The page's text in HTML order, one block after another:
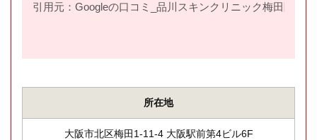
引用元：Googleの口コミ_品川スキンクリニック梅田院(
所在地
大阪市北区梅田1-11-4 大阪駅前第4ビル6F